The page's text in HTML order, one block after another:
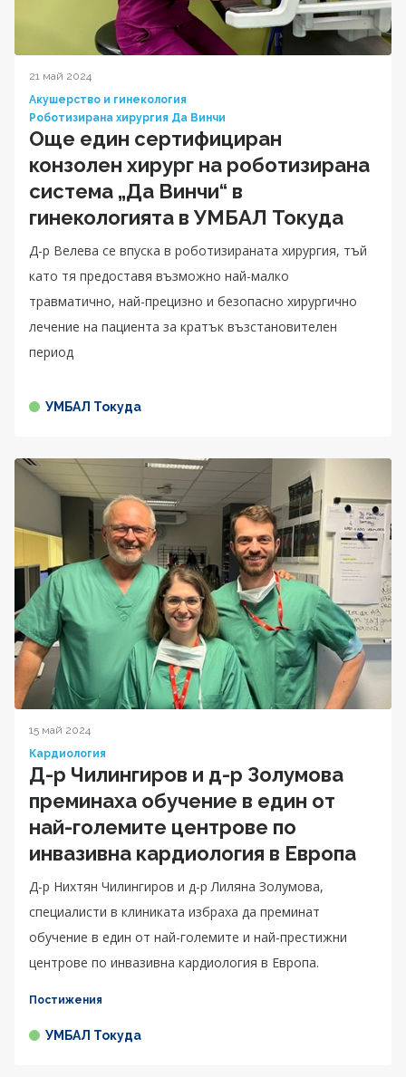
21 май 2024
Акушерство и гинекология
Роботизирана хирургия Да Винчи
Още един сертифициран
конзолен хирург на роботизирана
система „Да Винчи“ в
гинекологията в УМБАЛ Токуда
Д-р Велева се впуска в роботизираната хирургия, тъй
като тя предоставя възможно най-малко
травматично, най-прецизно и безопасно хирургично
лечение на пациента за кратък възстановителен
период
УМБАЛ Токуда
15 май 2024
Кардиология
Д-р Чилингиров и д-р Золумова
преминаха обучение в един от
най-големите центрове по
инвазивна кардиология в Европа
Д-р Нихтян Чилингиров и д-р Лиляна Золумова,
специалисти в клиниката избраха да преминат
обучение в един от най-големите и най-престижни
центрове по инвазивна кардиология в Европа.
Постижения
УМБАЛ Токуда